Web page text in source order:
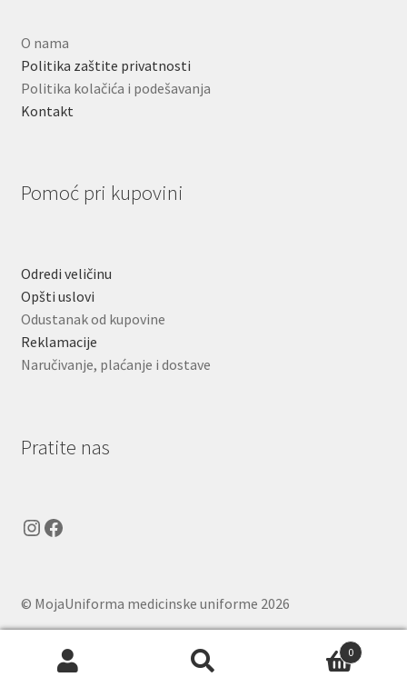
O nama
Politika zaštite privatnosti
Politika kolačića i podešavanja
Kontakt
Pomoć pri kupovini
Odredi veličinu
Opšti uslovi
Odustanak od kupovine
Reklamacije
Naručivanje, plaćanje i dostave
Pratite nas
Instagram
Facebook
© MojaUniforma medicinske uniforme 2026
.
Pretraga
0